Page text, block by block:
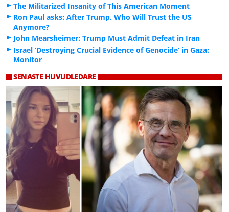
The Militarized Insanity of This American Moment
Ron Paul asks: After Trump, Who Will Trust the US
Anymore?
John Mearsheimer: Trump Must Admit Defeat in Iran
Israel ‘Destroying Crucial Evidence of Genocide’ in Gaza:
Monitor
SENASTE HUVUDLEDARE